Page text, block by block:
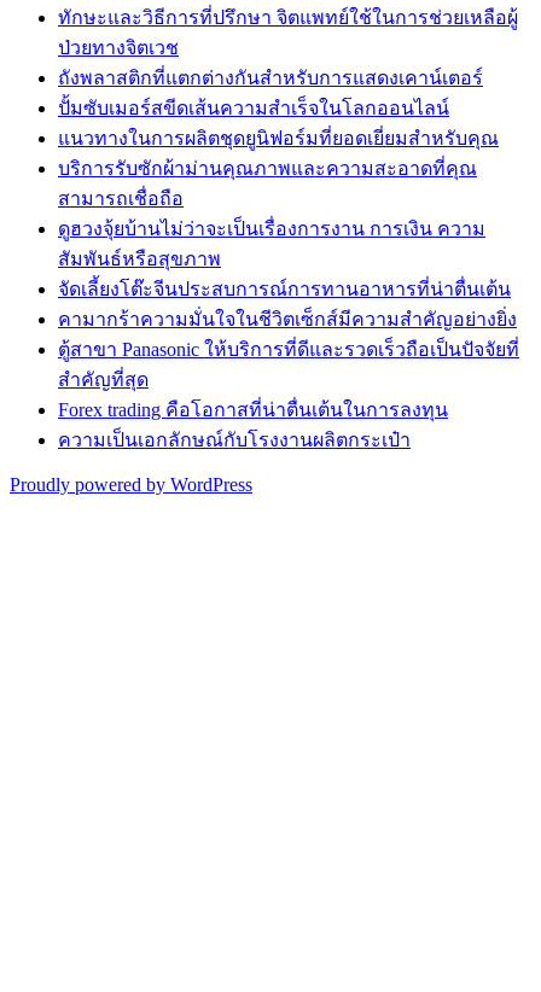
ทักษะและวิธีการที่ปรึกษา จิตแพทย์ใช้ในการช่วยเหลือผู้
ป่วยทางจิตเวช
ถังพลาสติกที่แตกต่างกันสำหรับการแสดงเคาน์เตอร์
ปั้มซับเมอร์สขีดเส้นความสำเร็จในโลกออนไลน์
แนวทางในการผลิตชุดยูนิฟอร์มที่ยอดเยี่ยมสำหรับคุณ
บริการรับซักผ้าม่านคุณภาพและความสะอาดที่คุณ
สามารถเชื่อถือ
ดูฮวงจุ้ยบ้านไม่ว่าจะเป็นเรื่องการงาน การเงิน ความ
สัมพันธ์หรือสุขภาพ
จัดเลี้ยงโต๊ะจีนประสบการณ์การทานอาหารที่น่าตื่นเต้น
คามากร้าความมั่นใจในชีวิตเซ็กส์มีความสำคัญอย่างยิ่ง
ตู้สาขา Panasonic ให้บริการที่ดีและรวดเร็วถือเป็นปัจจัยที่
สำคัญที่สุด
Forex trading คือโอกาสที่น่าตื่นเต้นในการลงทุน
ความเป็นเอกลักษณ์กับโรงงานผลิตกระเป๋า
Proudly powered by WordPress